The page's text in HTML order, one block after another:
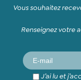
Vous souhaitez
Renseignez votre
J’ai lu et